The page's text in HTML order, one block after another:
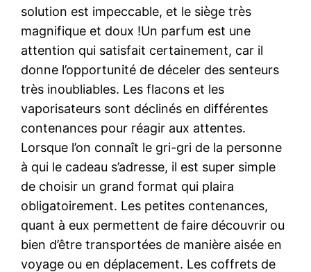
solution est impeccable, et le siège très
magnifique et doux !Un parfum est une
attention qui satisfait certainement, car il
donne l’opportunité de déceler des senteurs
très inoubliables. Les flacons et les
vaporisateurs sont déclinés en différentes
contenances pour réagir aux attentes.
Lorsque l’on connaît le gri-gri de la personne
à qui le cadeau s’adresse, il est super simple
de choisir un grand format qui plaira
obligatoirement. Les petites contenances,
quant à eux permettent de faire découvrir ou
bien d’être transportées de manière aisée en
voyage ou en déplacement. Les coffrets de